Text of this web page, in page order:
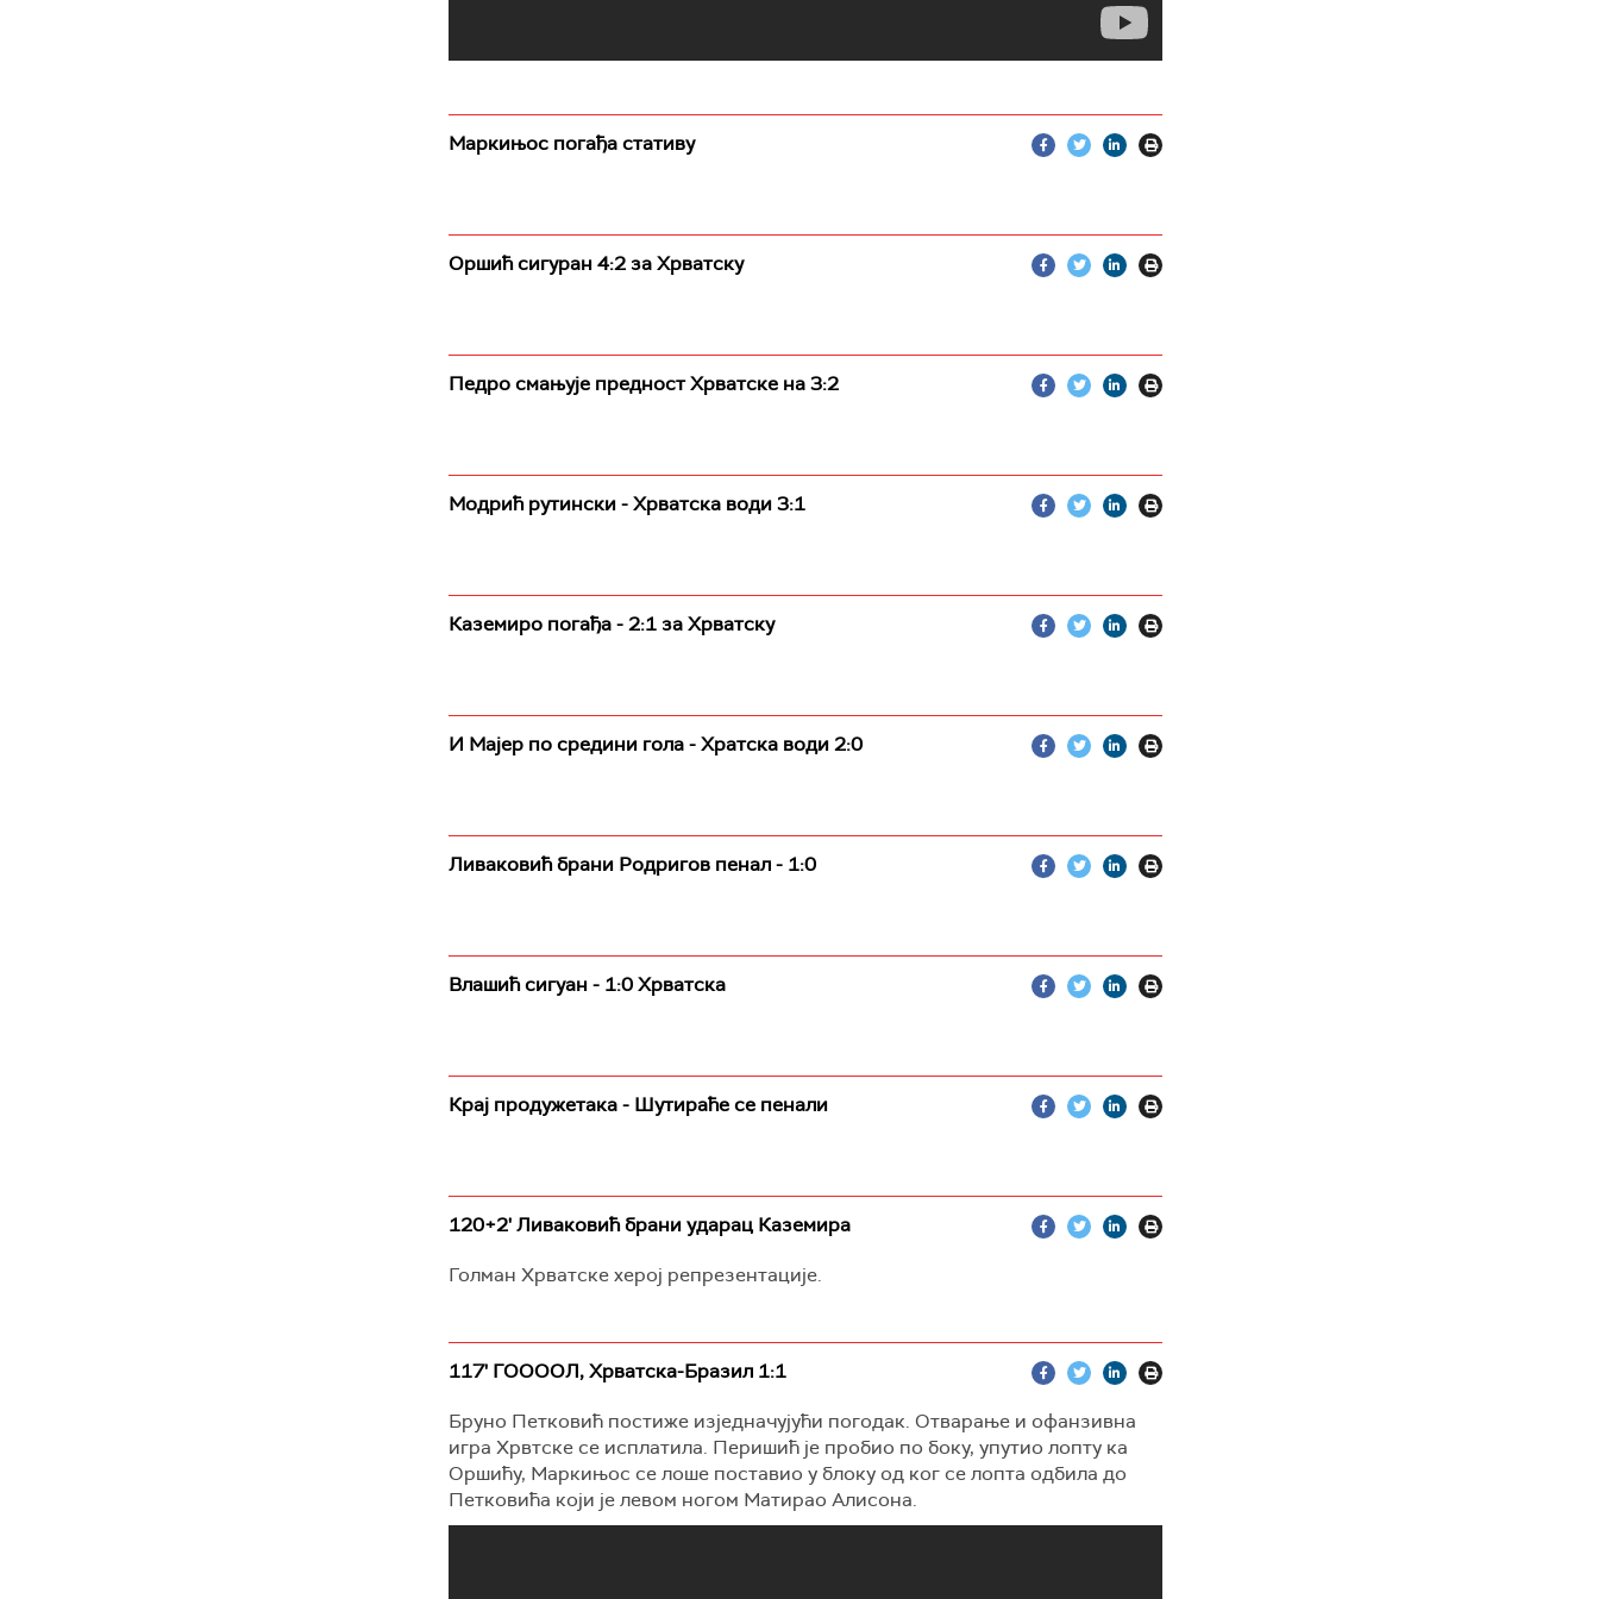
Маркињос погађа стативу
Оршић сигуран 4:2 за Хрватску
Педро смањује предност Хрватске на 3:2
Модрић рутински - Хрватска води 3:1
Каземиро погађа - 2:1 за Хрватску
И Мајер по средини гола - Хратска води 2:0
Ливаковић брани Родригов пенал - 1:0
Влашић сигуан - 1:0 Хрватска
Крај продужетака - Шутираће се пенали
120+2' Ливаковић брани ударац Каземира
Голман Хрватске херој репрезентације.
117' ГООООЛ, Хрватска-Бразил 1:1
Бруно Петковић постиже изједначујући погодак. Отварање и офанзивна
игра Хрвтске се исплатила. Перишић је пробио по боку, упутио лопту ка
Оршићу, Маркињос се лоше поставио у блоку од ког се лопта одбила до
Петковића који је левом ногом Матирао Алисона.